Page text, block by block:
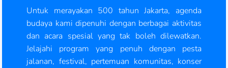
Untuk merayakan 500 tahun Jakarta, agenda
budaya kami dipenuhi dengan berbagai aktivitas
dan acara spesial yang tak boleh dilewatkan.
Jelajahi program yang penuh dengan pesta
jalanan, festival, pertemuan komunitas, konser